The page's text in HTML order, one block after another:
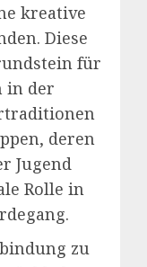
kreative
Diese
für
in der
deren
Jugend
Rolle in
zu